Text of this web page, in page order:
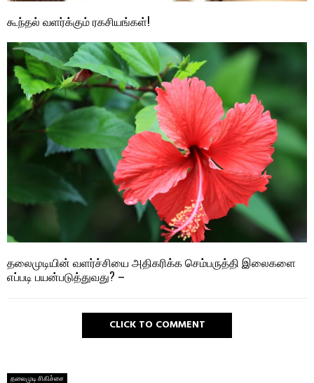
கூந்தல் வளர்க்கும் ரகசியங்கள்!
தலைமுடியின் வளர்ச்சியை அதிகரிக்க செம்பருத்தி இலைகளை
எப்படி பயன்படுத்துவது? –
CLICK TO COMMENT
தலைமுடி சிகிச்சை